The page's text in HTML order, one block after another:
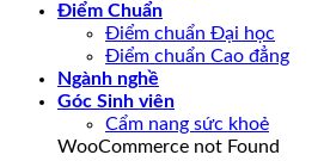
Điểm Chuẩn
Điểm chuẩn Đại học
Điểm chuẩn Cao đẳng
Ngành nghề
Góc Sinh viên
Cẩm nang sức khoẻ
WooCommerce not Found